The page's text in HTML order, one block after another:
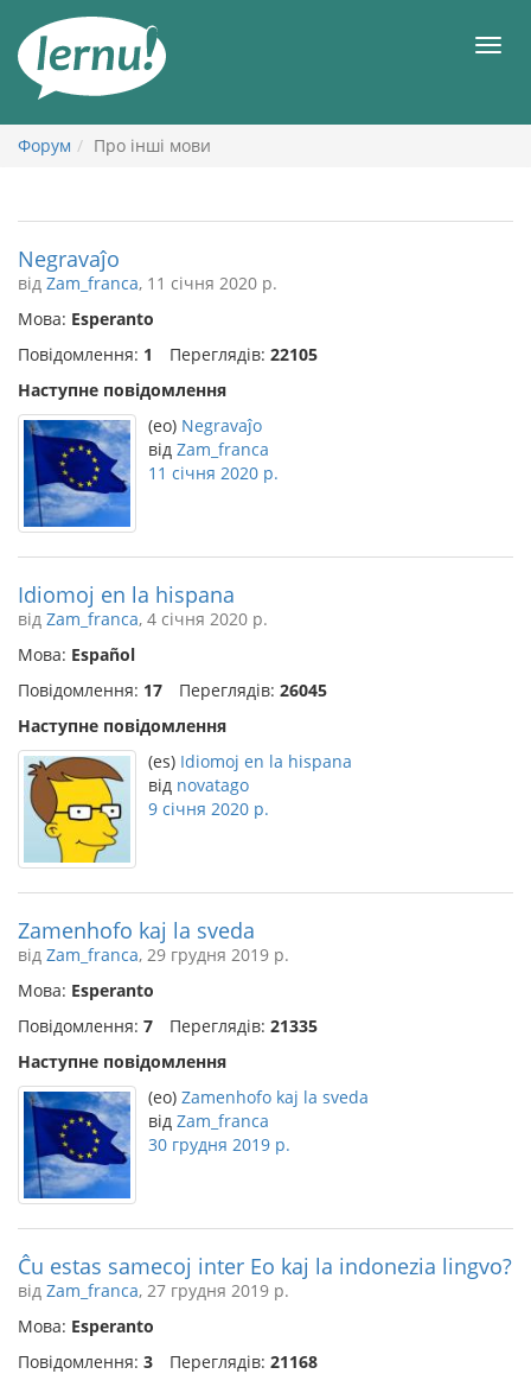
змісту
Форум Про інші мови
Negravaĵo
від Zam_franca, 11 січня 2020 р.
Мова: Esperanto
Повідомлення: 1 Переглядів: 22105
Наступне повідомлення
(eo) Negravaĵo
від Zam_franca
11 січня 2020 р.
Idiomoj en la hispana
від Zam_franca, 4 січня 2020 р.
Мова: Español
Повідомлення: 17 Переглядів: 26045
Наступне повідомлення
(es) Idiomoj en la hispana
від novatago
9 січня 2020 р.
Zamenhofo kaj la sveda
від Zam_franca, 29 грудня 2019 р.
Мова: Esperanto
Повідомлення: 7 Переглядів: 21335
Наступне повідомлення
(eo) Zamenhofo kaj la sveda
від Zam_franca
30 грудня 2019 р.
Ĉu estas samecoj inter Eo kaj la indonezia lingvo?
від Zam_franca, 27 грудня 2019 р.
Мова: Esperanto
Повідомлення: 3 Переглядів: 21168